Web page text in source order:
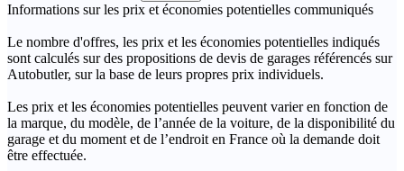
Informations sur les prix et économies potentielles communiqués
Le nombre d'offres, les prix et les économies potentielles indiqués
sont calculés sur des propositions de devis de garages référencés sur
Autobutler, sur la base de leurs propres prix individuels.
Les prix et les économies potentielles peuvent varier en fonction de
la marque, du modèle, de l’année de la voiture, de la disponibilité du
garage et du moment et de l’endroit en France où la demande doit
être effectuée.